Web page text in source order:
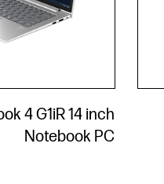
4 G1iR 14 inch
Notebook PC